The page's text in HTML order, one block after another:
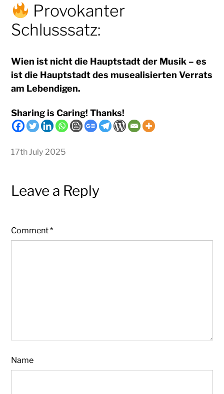
Provokanter
Schlusssatz:
Wien ist nicht die Hauptstadt der Musik – es
ist die Hauptstadt des musealisierten Verrats
am Lebendigen.
Sharing is Caring! Thanks!
17th July 2025
Leave a Reply
Comment*
Name